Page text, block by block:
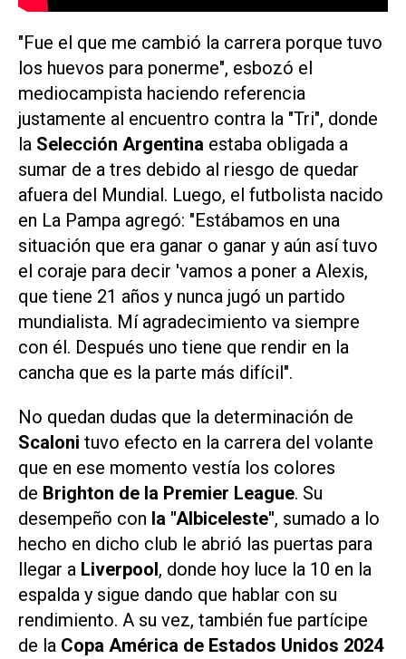
"Fue el que me cambió la carrera porque tuvo
los huevos para ponerme", esbozó el
mediocampista haciendo referencia
justamente al encuentro contra la "Tri", donde
la Selección Argentina estaba obligada a
sumar de a tres debido al riesgo de quedar
afuera del Mundial. Luego, el futbolista nacido
en La Pampa agregó: "Estábamos en una
situación que era ganar o ganar y aún así tuvo
el coraje para decir 'vamos a poner a Alexis,
que tiene 21 años y nunca jugó un partido
mundialista. Mí agradecimiento va siempre
con él. Después uno tiene que rendir en la
cancha que es la parte más difícil".
No quedan dudas que la determinación de
Scaloni tuvo efecto en la carrera del volante
que en ese momento vestía los colores
de Brighton de la Premier League. Su
desempeño con la "Albiceleste", sumado a lo
hecho en dicho club le abrió las puertas para
llegar a Liverpool, donde hoy luce la 10 en la
espalda y sigue dando que hablar con su
rendimiento. A su vez, también fue partícipe
de la Copa América de Estados Unidos 2024